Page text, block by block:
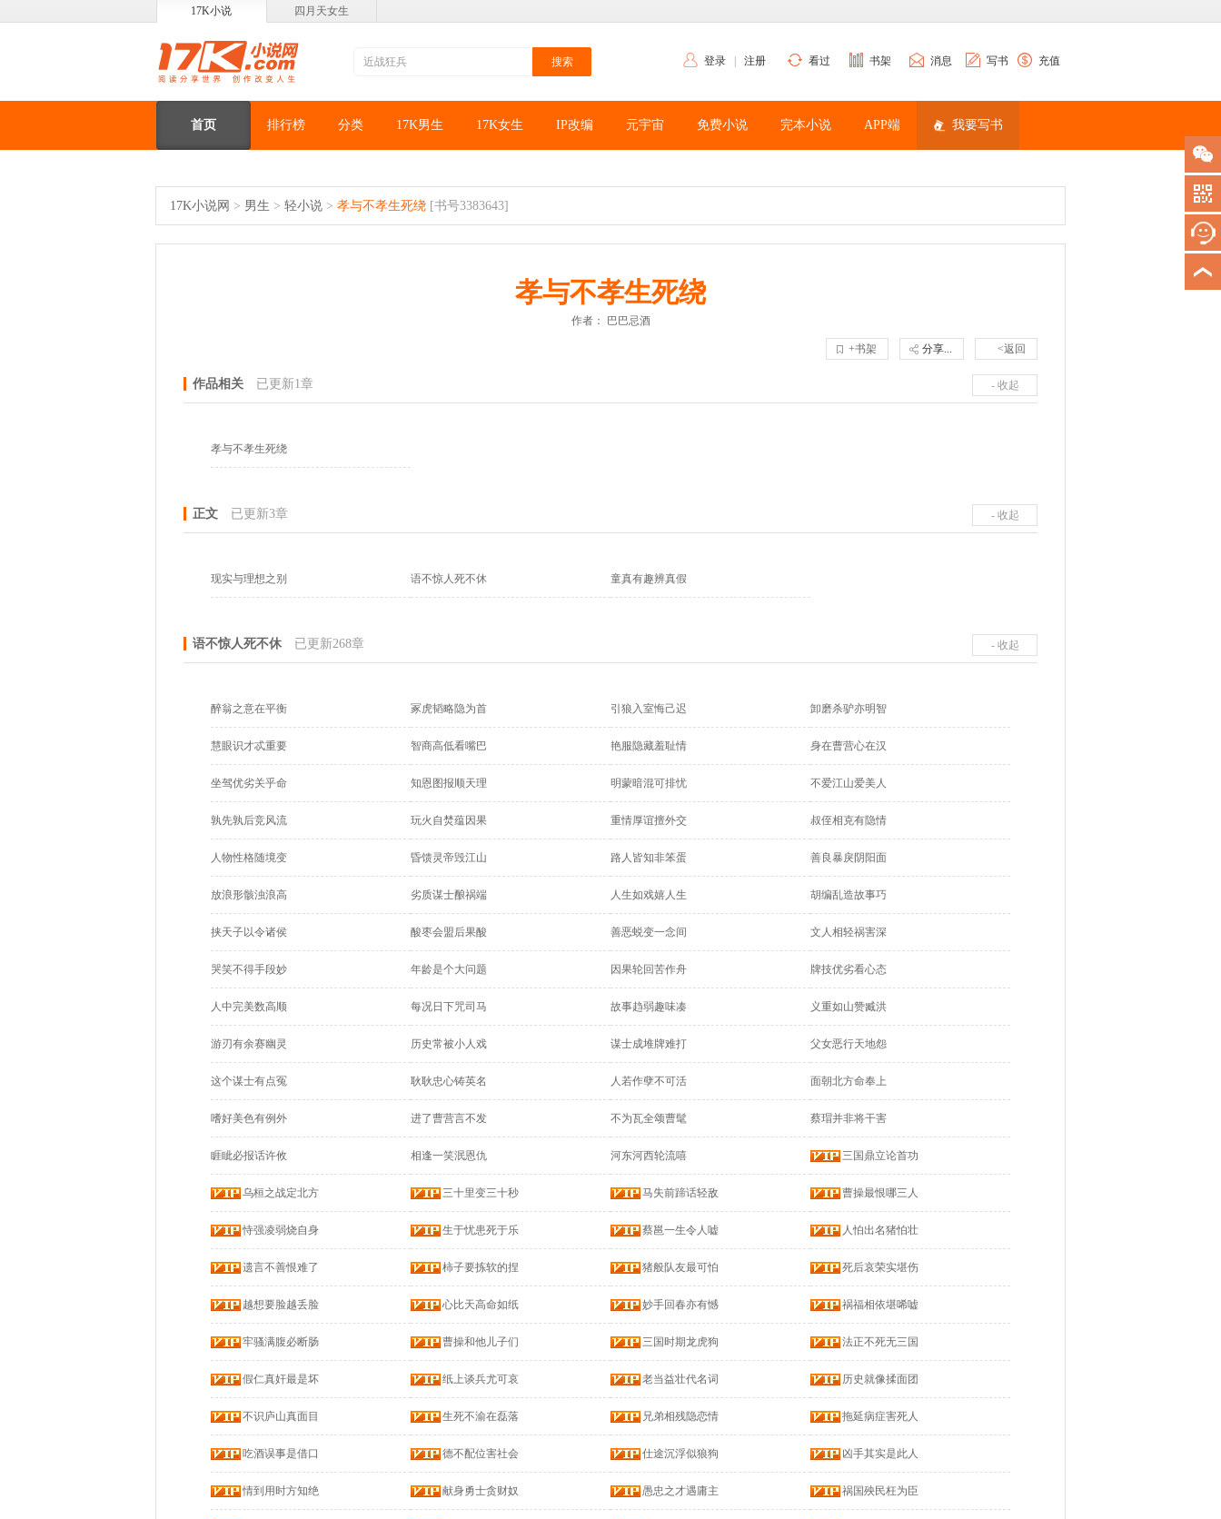
17K小说 四月天女生
登录 注册 看过 书架 消息 写书 充值
首页 排行榜 分类 17K男生 17K女生 IP改编 元宇宙 免费小说 完本小说 APP端 我要写书
17K小说网 > 男生 > 轻小说 > 孝与不孝生死绕 [书号3383643]
孝与不孝生死绕
作者： 巴巴忌酒
<返回
分享...
+书架
- 收起
作品相关 已更新1章
孝与不孝生死绕
- 收起
正文 已更新3章
现实与理想之别 语不惊人死不休 童真有趣辨真假
- 收起
语不惊人死不休 已更新268章
醉翁之意在平衡 冢虎韬略隐为首 引狼入室悔己迟 卸磨杀驴亦明智
慧眼识才忒重要 智商高低看嘴巴 艳服隐藏羞耻情 身在曹营心在汉
坐驾优劣关乎命 知恩图报顺天理 明蒙暗混可排忧 不爱江山爱美人
孰先孰后竞风流 玩火自焚蕴因果 重情厚谊擅外交 叔侄相克有隐情
人物性格随境变 昏馈灵帝毁江山 路人皆知非笨蛋 善良暴戾阴阳面
放浪形骸浊浪高 劣质谋士酿祸端 人生如戏嬉人生 胡编乱造故事巧
挟天子以令诸侯 酸枣会盟后果酸 善恶蜕变一念间 文人相轻祸害深
哭笑不得手段妙 年龄是个大问题 因果轮回苦作舟 牌技优劣看心态
人中完美数高顺 每况日下咒司马 故事趋弱趣味凑 义重如山赞臧洪
游刃有余赛幽灵 历史常被小人戏 谋士成堆牌难打 父女恶行天地怨
这个谋士有点冤 耿耿忠心铸英名 人若作孽不可活 面朝北方命奉上
嗜好美色有例外 进了曹营言不发 不为瓦全颂曹髦 蔡瑁并非将干害
睚眦必报话许攸 相逢一笑泯恩仇 河东河西轮流嘻 三国鼎立论首功
乌桓之战定北方 三十里变三十秒 马失前蹄话轻敌 曹操最恨哪三人
恃强凌弱烧自身 生于忧患死于乐 蔡邕一生令人嘘 人怕出名猪怕壮
遗言不善恨难了 柿子要拣软的捏 猪般队友最可怕 死后哀荣实堪伤
越想要脸越丢脸 心比天高命如纸 妙手回春亦有憾 祸福相依堪唏嘘
牢骚满腹必断肠 曹操和他儿子们 三国时期龙虎狗 法正不死无三国
假仁真奸最是坏 纸上谈兵尤可哀 老当益壮代名词 历史就像揉面团
不识庐山真面目 生死不渝在磊落 兄弟相残隐恋情 拖延病症害死人
吃酒误事是借口 德不配位害社会 仕途沉浮似狼狗 凶手其实是此人
情到用时方知绝 献身勇士贪财奴 愚忠之才遇庸主 祸国殃民枉为臣